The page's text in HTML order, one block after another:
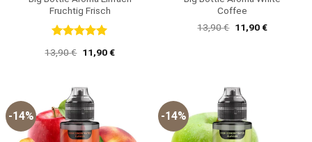
Fruchtig Frisch
Bewertet
mit 5 von
13,90€ Ursprünglicher
Preis
11,90€Aktueller
Coffee
13,90€ Ursprünglicher
Preis
11,90€Aktueller
-14% -14%